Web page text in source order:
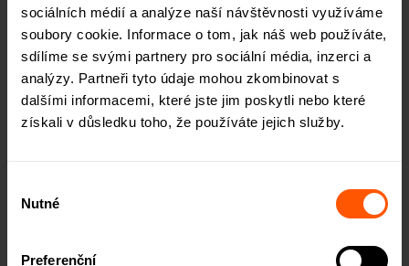
sociálních médií a analýze naší návštěvnosti využíváme
soubory cookie. Informace o tom, jak náš web používáte,
sdílíme se svými partnery pro sociální média, inzerci a
analýzy. Partneři tyto údaje mohou zkombinovat s
dalšími informacemi, které jste jim poskytli nebo které
získali v důsledku toho, že používáte jejich služby.
souhlasu
Nutné
Preferenční